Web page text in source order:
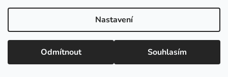
Nastavení
Odmítnout Souhlasím